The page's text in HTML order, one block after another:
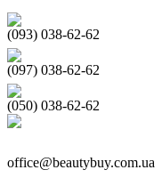
(093) 038-62-62
(097) 038-62-62
(050) 038-62-62
office@beautybuy.com.ua